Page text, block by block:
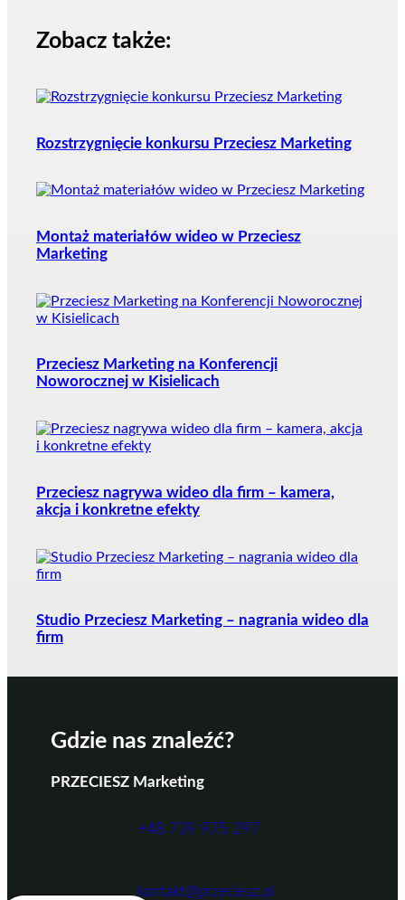
Zobacz także:
Rozstrzygnięcie konkursu Przeciesz Marketing
Montaż materiałów wideo w Przeciesz
Marketing
Przeciesz Marketing na Konferencji
Noworocznej w Kisielicach
Przeciesz nagrywa wideo dla firm – kamera,
akcja i konkretne efekty
Studio Przeciesz Marketing – nagrania wideo dla
firm
Gdzie nas znaleźć?
PRZECIESZ Marketing
+48 739 975 297
kontakt@przeciesz.pl